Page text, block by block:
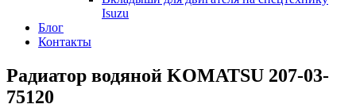
Isuzu
Блог
Контакты
Радиатор водяной KOMATSU 207-03-
75120